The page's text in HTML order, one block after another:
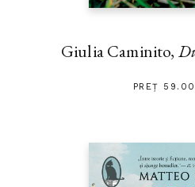
Giulia Caminito,
PREȚ